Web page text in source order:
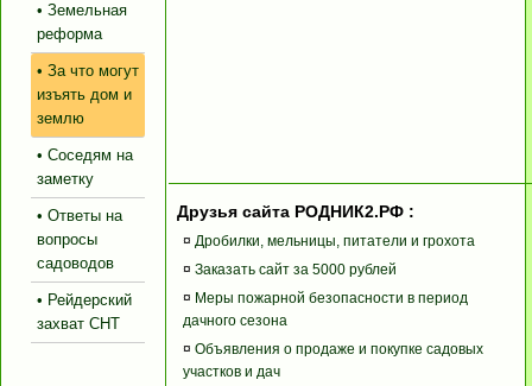
• Земельная
реформа
• За что могут
изъять дом и
землю
• Соседям на
заметку
• Ответы на
вопросы
садоводов
• Рейдерский
захват СНТ
Друзья сайта РОДНИК2.РФ :
¤ Дробилки, мельницы, питатели и грохота
¤ Заказать сайт за 5000 рублей
¤ Меры пожарной безопасности в период
дачного сезона
¤ Объявления о продаже и покупке садовых
участков и дач